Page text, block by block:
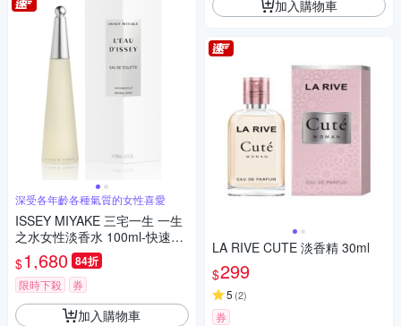
深受各年齡各種氣質的女性喜愛
ISSEY MIYAKE 三宅一生 一生
之水女性淡香水 100ml-快速到
貨
$1,680 84折
限時下殺 券
加入購物車
加入購物車
LA RIVE CUTE 淡香精 30ml
$299
5 (2)
券